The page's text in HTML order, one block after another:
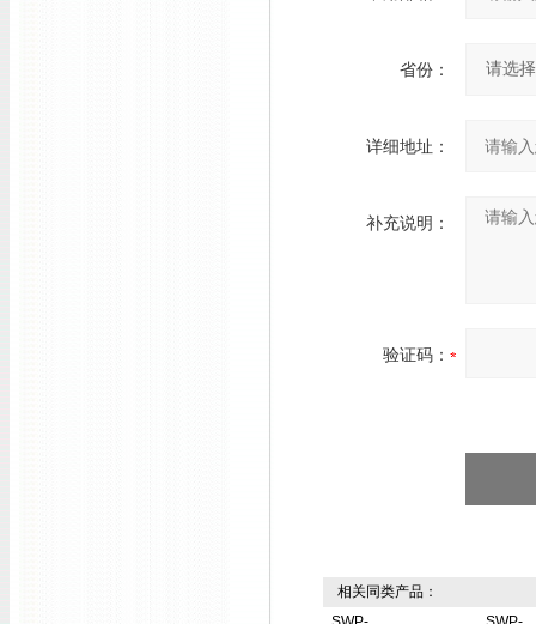
省份：
详细地址：
补充说明：
验证码：
相关同类产品：